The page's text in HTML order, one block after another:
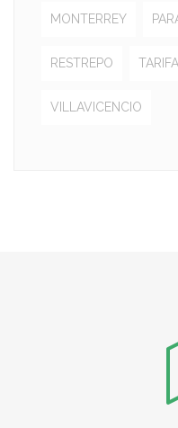
MONTERREY
RESTREPO
VILLAVICENCIO